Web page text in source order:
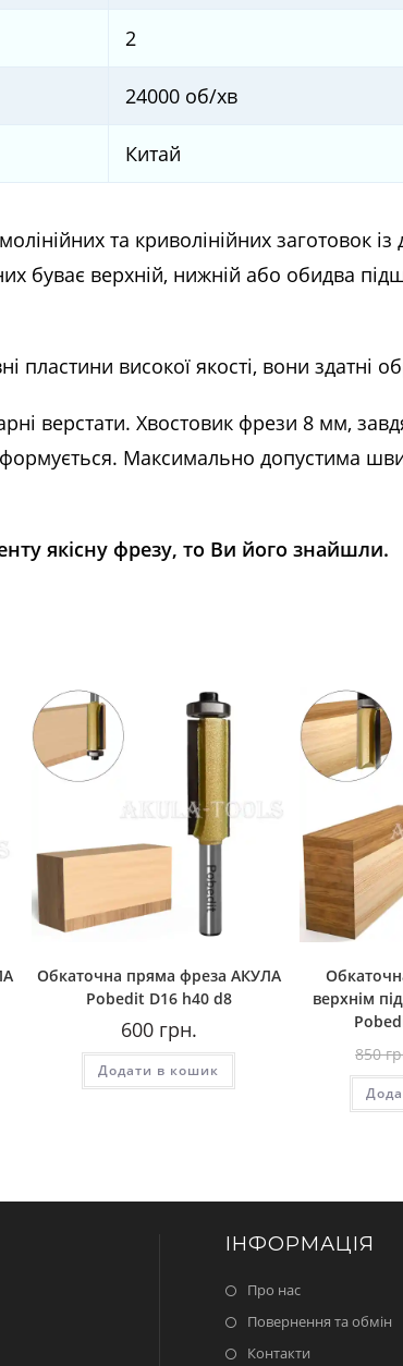
2
24000 об/хв
Китай
та криволінійних заготовок
буває верхній, нижній або обидва
високої якості, вони здатні
верстати. Хвостовик фрези 8 мм,
Максимально допустима
якісну фрезу, то Ви його знайшли.
Обкаточна пряма фреза AКУЛА
Pobedit D16 h40 d8
600грн.
Додати в кошик
верхнім
850
ІНФОРМАЦІЯ
Про нас
Повернення та обмін
Контакти